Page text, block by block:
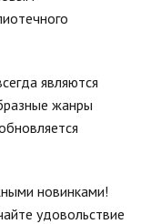
являются
жанры
новинками!
удовольствие